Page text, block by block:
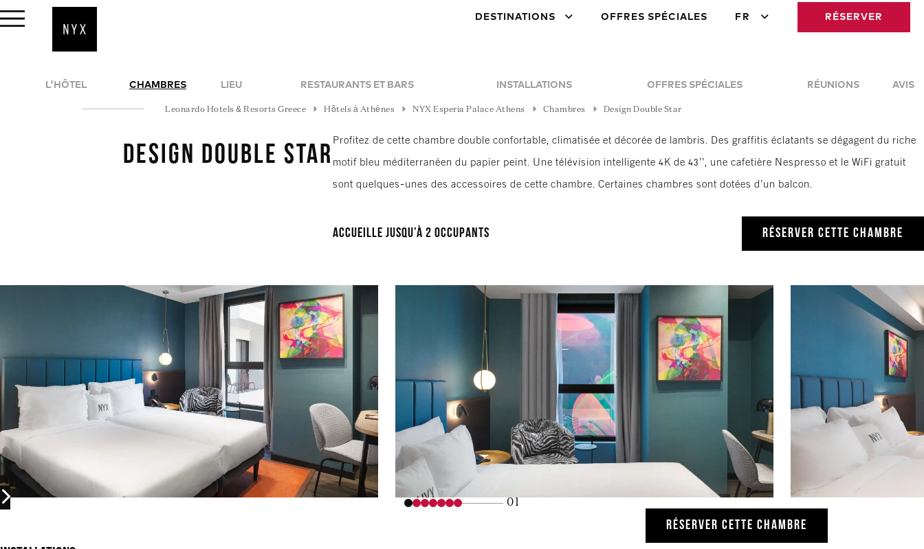
DESTINATIONS OFFRES SPÉCIALES FR RÉSERVER
L'HÔTEL CHAMBRES LIEU RESTAURANTS ET BARS INSTALLATIONS OFFRES SPÉCIALES RÉUNIONS AVIS
Leonardo Hotels & Resorts Greece Hôtels à Athènes NYX Esperia Palace Athens Chambres Design Double Star
Design Double Star
Profitez de cette chambre double confortable, climatisée et décorée de lambris. Des graffitis éclatants se dégagent du riche
motif bleu méditerranéen du papier peint. Une télévision intelligente 4K de 43’’, une cafetière Nespresso et le WiFi gratuit
sont quelques-unes des accessoires de cette chambre. Certaines chambres sont dotées d’un balcon.
Accueille jusqu’à 2 occupants RÉSERVER CETTE CHAMBRE
01
RÉSERVER CETTE CHAMBRE